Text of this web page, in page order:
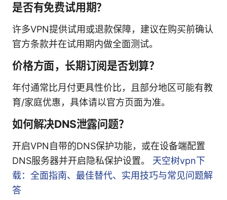
是否有免费试用期？
许多VPN提供试用或退款保障，建议在购买前确认
官方条款并在试用期内做全面测试。
价格方面，长期订阅是否划算？
年付通常比月付更具性价比，且部分地区可能有教
育/家庭优惠，具体请以官方页面为准。
如何解决DNS泄露问题？
开启VPN自带的DNS保护功能，或在设备端配置
DNS服务器并开启隐私保护设置。 天空树vpn下
载：全面指南、最佳替代、实用技巧与常见问题解
答